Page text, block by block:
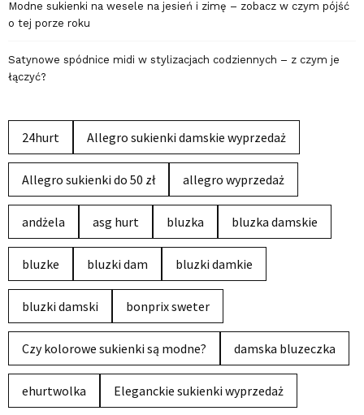
Modne sukienki na wesele na jesień i zimę – zobacz w czym pójść
o tej porze roku
Satynowe spódnice midi w stylizacjach codziennych – z czym je
łączyć?
24hurt Allegro sukienki damskie wyprzedaż
Allegro sukienki do 50 zł allegro wyprzedaż
andżela asg hurt bluzka bluzka damskie
bluzke bluzki dam bluzki damkie
bluzki damski bonprix sweter
Czy kolorowe sukienki są modne? damska bluzeczka
ehurtwolka Eleganckie sukienki wyprzedaż